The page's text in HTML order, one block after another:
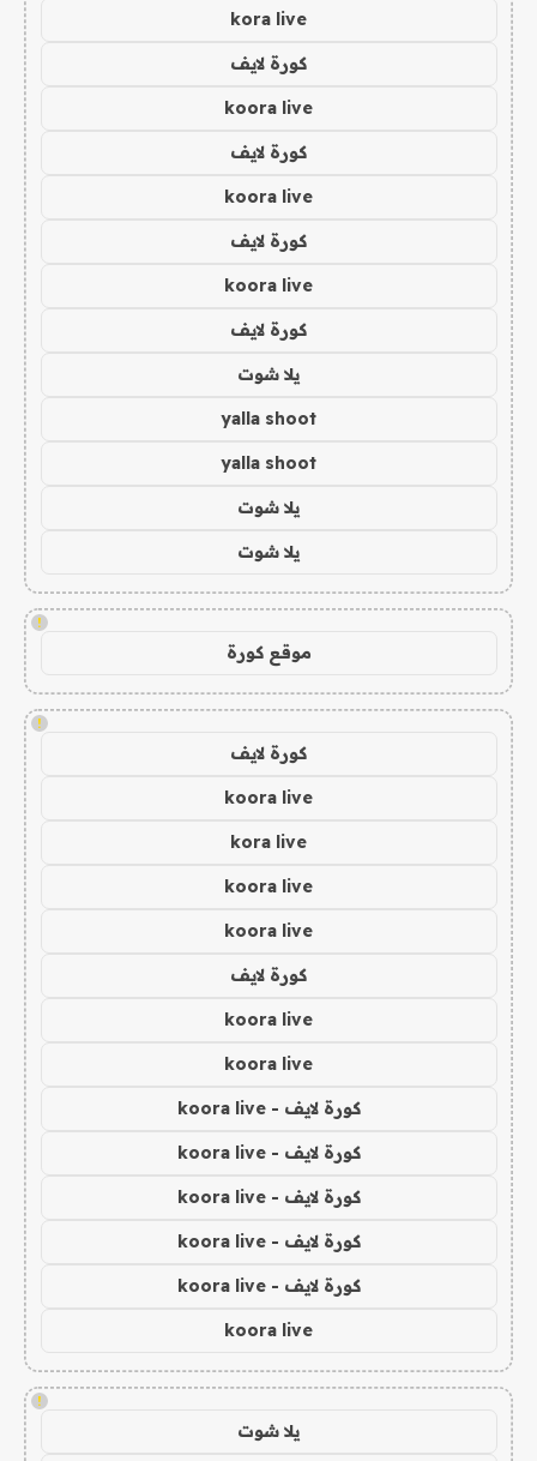
kora live
كورة لايف
koora live
كورة لايف
koora live
كورة لايف
koora live
كورة لايف
يلا شوت
yalla shoot
yalla shoot
يلا شوت
يلا شوت
!
موقع كورة
!
كورة لايف
koora live
kora live
koora live
koora live
كورة لايف
koora live
koora live
كورة لايف - koora live
كورة لايف - koora live
كورة لايف - koora live
كورة لايف - koora live
كورة لايف - koora live
koora live
!
يلا شوت